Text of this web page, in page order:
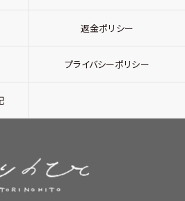
返金ポリシー
プライバシーポリシー